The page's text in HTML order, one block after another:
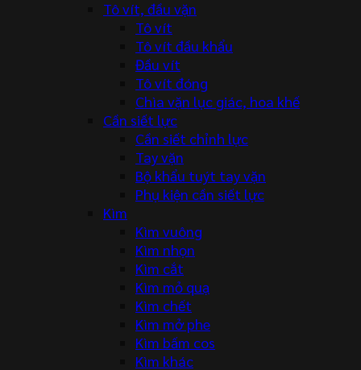
Tô vít, đầu vặn
Tô vít
Tô vít đầu khẩu
Đầu vít
Tô vít đóng
Chìa vặn lục giác, hoa khế
Cần siết lực
Cần siết chỉnh lực
Tay vặn
Bộ khẩu tuýt tay vặn
Phụ kiện cần siết lực
Kìm
Kìm vuông
Kìm nhọn
Kìm cắt
Kìm mỏ quạ
Kìm chết
Kìm mở phe
Kìm bấm cos
Kìm khác